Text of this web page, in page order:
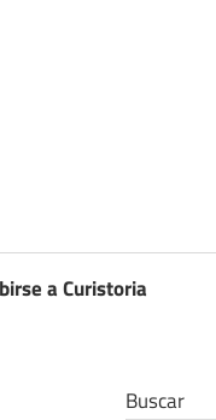
a Curistoria
Buscar